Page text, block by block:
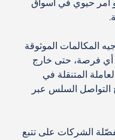
أمر حيوي في أسواق
المكالمات الموثوقة
أي فرصة، حتى خارج
المتنقلة في
التواصل السلس عبر
الشركات على تتبع